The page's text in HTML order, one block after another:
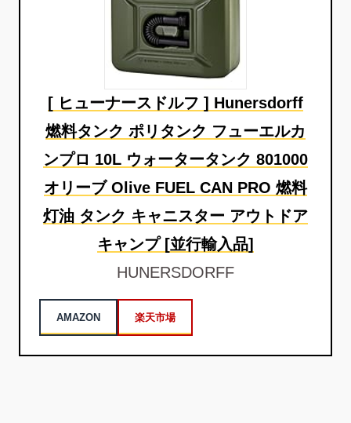
[ ヒューナースドルフ ] Hunersdorff
燃料タンク ポリタンク フューエルカ
ンプロ 10L ウォータータンク 801000
オリーブ Olive FUEL CAN PRO 燃料
灯油 タンク キャニスター アウトドア
キャンプ [並行輸入品]
HUNERSDORFF
AMAZON 楽天市場